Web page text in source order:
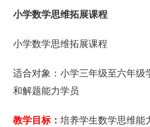
小学数学思维拓展课程
小学数学思维拓展课程
适合对象：小学三年级至六年级
和解题能力学员
教学目标：培养学生数学思维能